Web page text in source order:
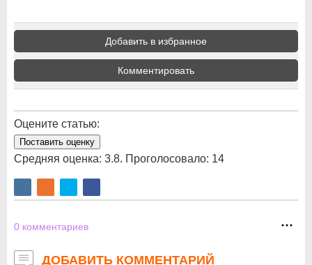
Добавить в избранное
Комментировать
Оцените статью:
Поставить оценку
Средняя оценка: 3.8. Проголосовало: 14
0 комментариев
ДОБАВИТЬ КОММЕНТАРИЙ